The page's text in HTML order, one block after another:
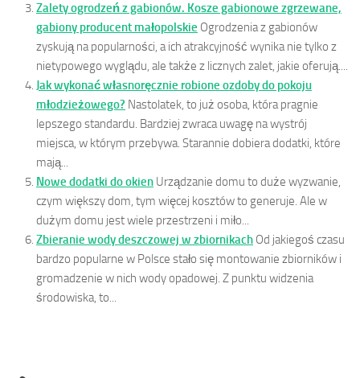
Zalety ogrodzeń z gabionów. Kosze gabionowe zgrzewane,
gabiony producent małopolskie Ogrodzenia z gabionów
zyskują na popularności, a ich atrakcyjność wynika nie tylko z
nietypowego wyglądu, ale także z licznych zalet, jakie oferują....
Jak wykonać własnoręcznie robione ozdoby do pokoju
młodzieżowego? Nastolatek, to już osoba, która pragnie
lepszego standardu. Bardziej zwraca uwagę na wystrój
miejsca, w którym przebywa. Starannie dobiera dodatki, które
mają...
Nowe dodatki do okien Urządzanie domu to duże wyzwanie,
czym większy dom, tym więcej kosztów to generuje. Ale w
dużym domu jest wiele przestrzeni i miło...
Zbieranie wody deszczowej w zbiornikach Od jakiegoś czasu
bardzo popularne w Polsce stało się montowanie zbiorników i
gromadzenie w nich wody opadowej. Z punktu widzenia
środowiska, to...